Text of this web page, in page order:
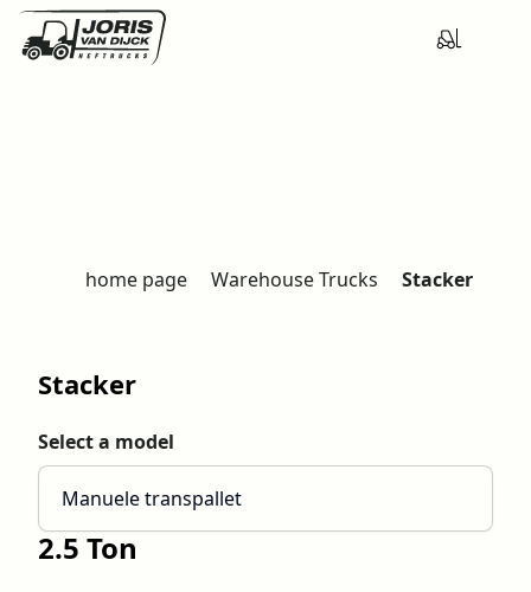
e
home page Warehouse Trucks Stacker
Stacker
Select a model
Manuele transpallet
2.5 Ton